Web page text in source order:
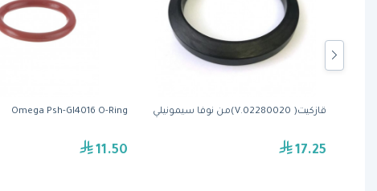
Omega Psh-Gl4016 O-Ring
11.50
قازكيت( 02280020.V)من نوفا سيمونيلي
17.25